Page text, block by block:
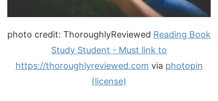
photo credit: ThoroughlyReviewed Reading Book
Study Student - Must link to
https://thoroughlyreviewed.com via photopin
(license)